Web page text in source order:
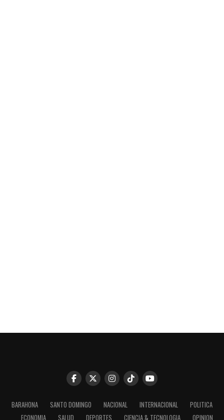
BARAHONA SANTO DOMINGO NACIONAL INTERNACIONAL
POLITICA
ECONOMIA
SALUD DEPORTES CIENCIA & TECNOLOGIA OPINION